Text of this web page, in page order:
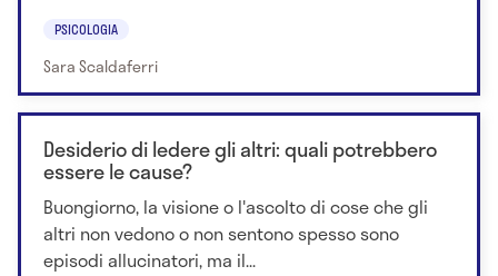
PSICOLOGIA
Sara Scaldaferri
Desiderio di ledere gli altri: quali potrebbero
essere le cause?
Buongiorno, la visione o l'ascolto di cose che gli
altri non vedono o non sentono spesso sono
episodi allucinatori, ma il...